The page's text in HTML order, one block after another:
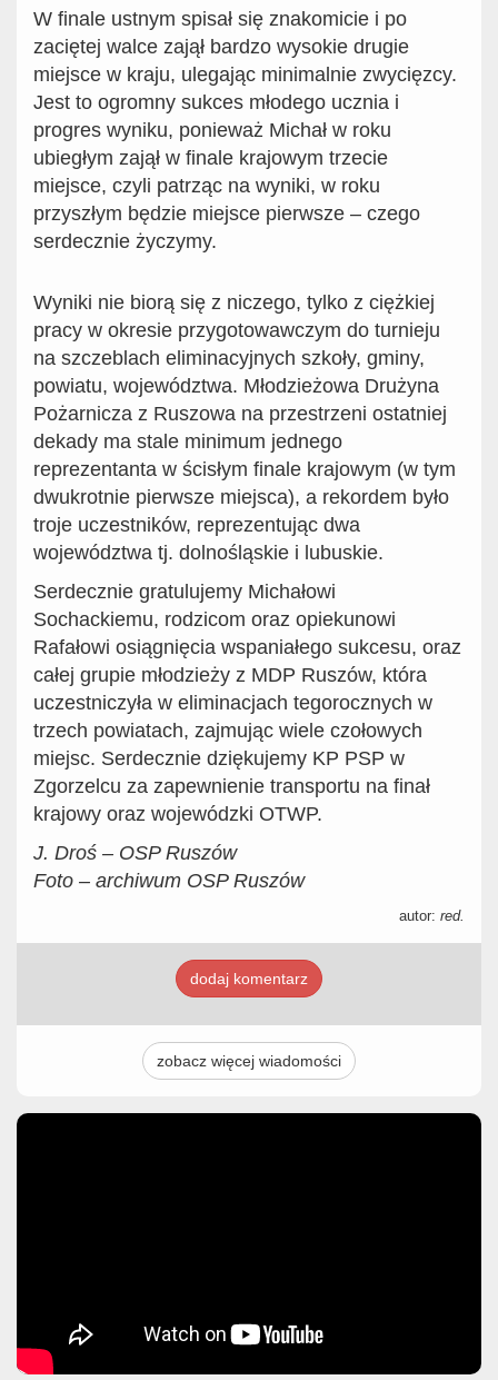
W finale ustnym spisał się znakomicie i po
zaciętej walce zajął bardzo wysokie drugie
miejsce w kraju, ulegając minimalnie zwycięzcy.
Jest to ogromny sukces młodego ucznia i
progres wyniku, ponieważ Michał w roku
ubiegłym zajął w finale krajowym trzecie
miejsce, czyli patrząc na wyniki, w roku
przyszłym będzie miejsce pierwsze – czego
serdecznie życzymy.
Wyniki nie biorą się z niczego, tylko z ciężkiej
pracy w okresie przygotowawczym do turnieju
na szczeblach eliminacyjnych szkoły, gminy,
powiatu, województwa. Młodzieżowa Drużyna
Pożarnicza z Ruszowa na przestrzeni ostatniej
dekady ma stale minimum jednego
reprezentanta w ścisłym finale krajowym (w tym
dwukrotnie pierwsze miejsca), a rekordem było
troje uczestników, reprezentując dwa
województwa tj. dolnośląskie i lubuskie.
Serdecznie gratulujemy Michałowi
Sochackiemu, rodzicom oraz opiekunowi
Rafałowi osiągnięcia wspaniałego sukcesu, oraz
całej grupie młodzieży z MDP Ruszów, która
uczestniczyła w eliminacjach tegorocznych w
trzech powiatach, zajmując wiele czołowych
miejsc. Serdecznie dziękujemy KP PSP w
Zgorzelcu za zapewnienie transportu na finał
krajowy oraz wojewódzki OTWP.
J. Droś – OSP Ruszów
Foto – archiwum OSP Ruszów
autor: red.
dodaj komentarz
zobacz więcej wiadomości